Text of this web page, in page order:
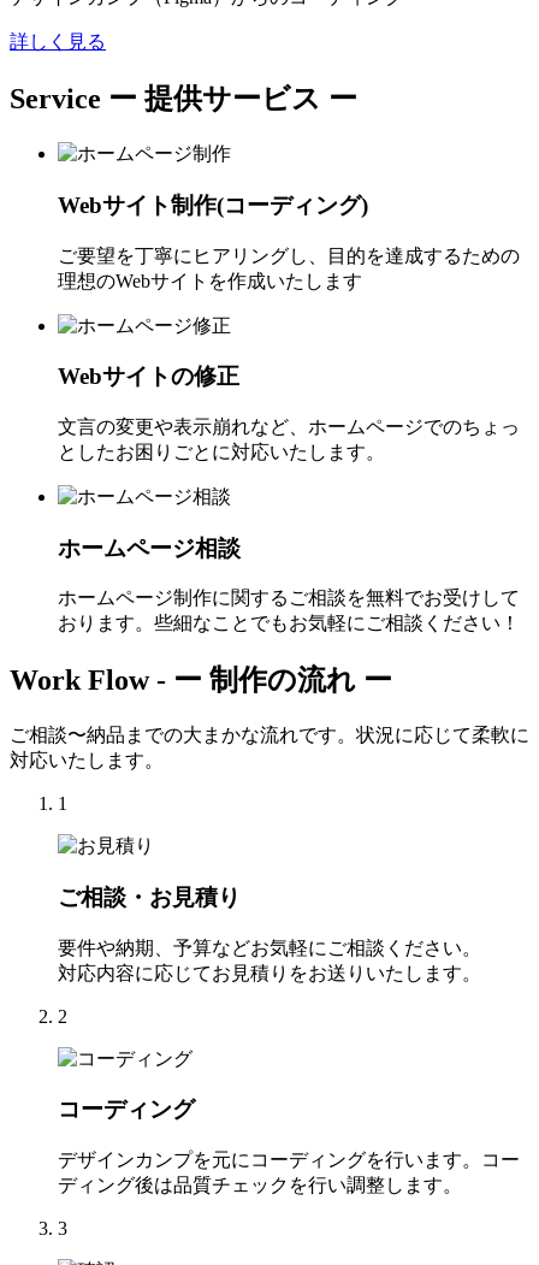
詳しく見る
Service ー 提供サービス ー
Webサイト制作(コーディング)
ご要望を丁寧にヒアリングし、目的を達成するための
理想のWebサイトを作成いたします
Webサイトの修正
文言の変更や表示崩れなど、ホームページでのちょっ
としたお困りごとに対応いたします。
ホームページ相談
ホームページ制作に関するご相談を無料でお受けして
おります。些細なことでもお気軽にご相談ください！
Work Flow - ー 制作の流れ ー
ご相談〜納品までの大まかな流れです。状況に応じて柔軟に
対応いたします。
1
ご相談・お見積り
要件や納期、予算などお気軽にご相談ください。
対応内容に応じてお見積りをお送りいたします。
2
コーディング
デザインカンプを元にコーディングを行います。コー
ディング後は品質チェックを行い調整します。
3